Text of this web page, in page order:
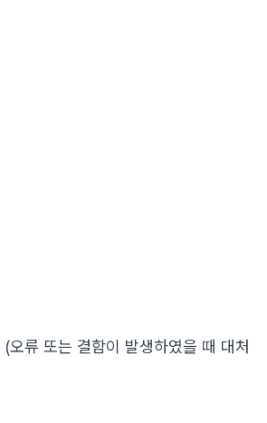
류 또는 결함이 발생하였을 때 대처